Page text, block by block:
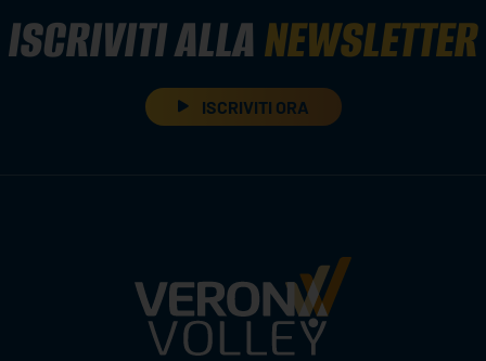
ISCRIVITI ALLANEWSLETTER
ISCRIVITI ORA